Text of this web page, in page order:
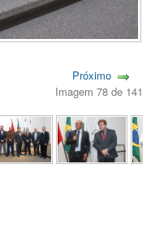
Próximo
Imagem 78 de 141